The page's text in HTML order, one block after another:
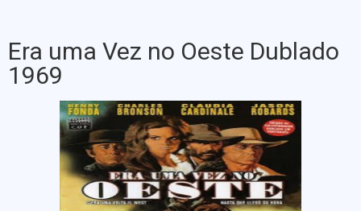
Era uma Vez no Oeste Dublado
1969